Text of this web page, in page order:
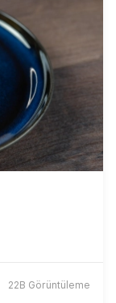
22B Görüntüleme